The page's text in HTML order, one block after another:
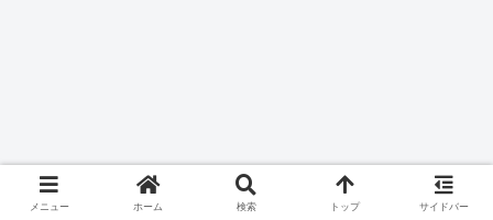
メニュー ホーム 検索 トップ サイドバー